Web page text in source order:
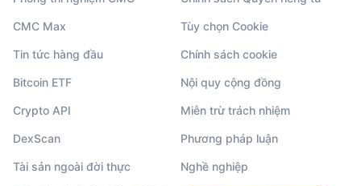
CMC Max
Tin tức hàng đầu
Bitcoin ETF
Crypto API
DexScan
Tài sản ngoài đời thực
Tùy chọn Cookie
Chính sách cookie
Nội quy cộng đồng
Miễn trừ trách nhiệm
Phương pháp luận
Nghề nghiệp